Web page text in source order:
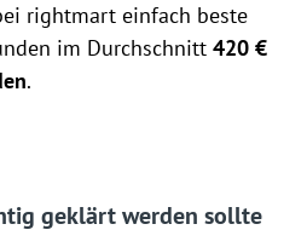
rightmart einfach beste
im Durchschnitt 420 €
.
geklärt werden sollte